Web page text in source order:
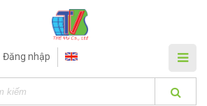
Đăng nhập